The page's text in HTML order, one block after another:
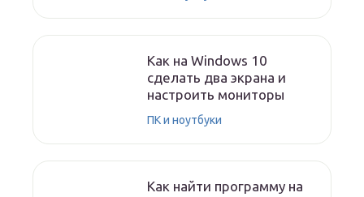
Как на Windows 10
сделать два экрана и
настроить мониторы
ПК и ноутбуки
Как найти программу на